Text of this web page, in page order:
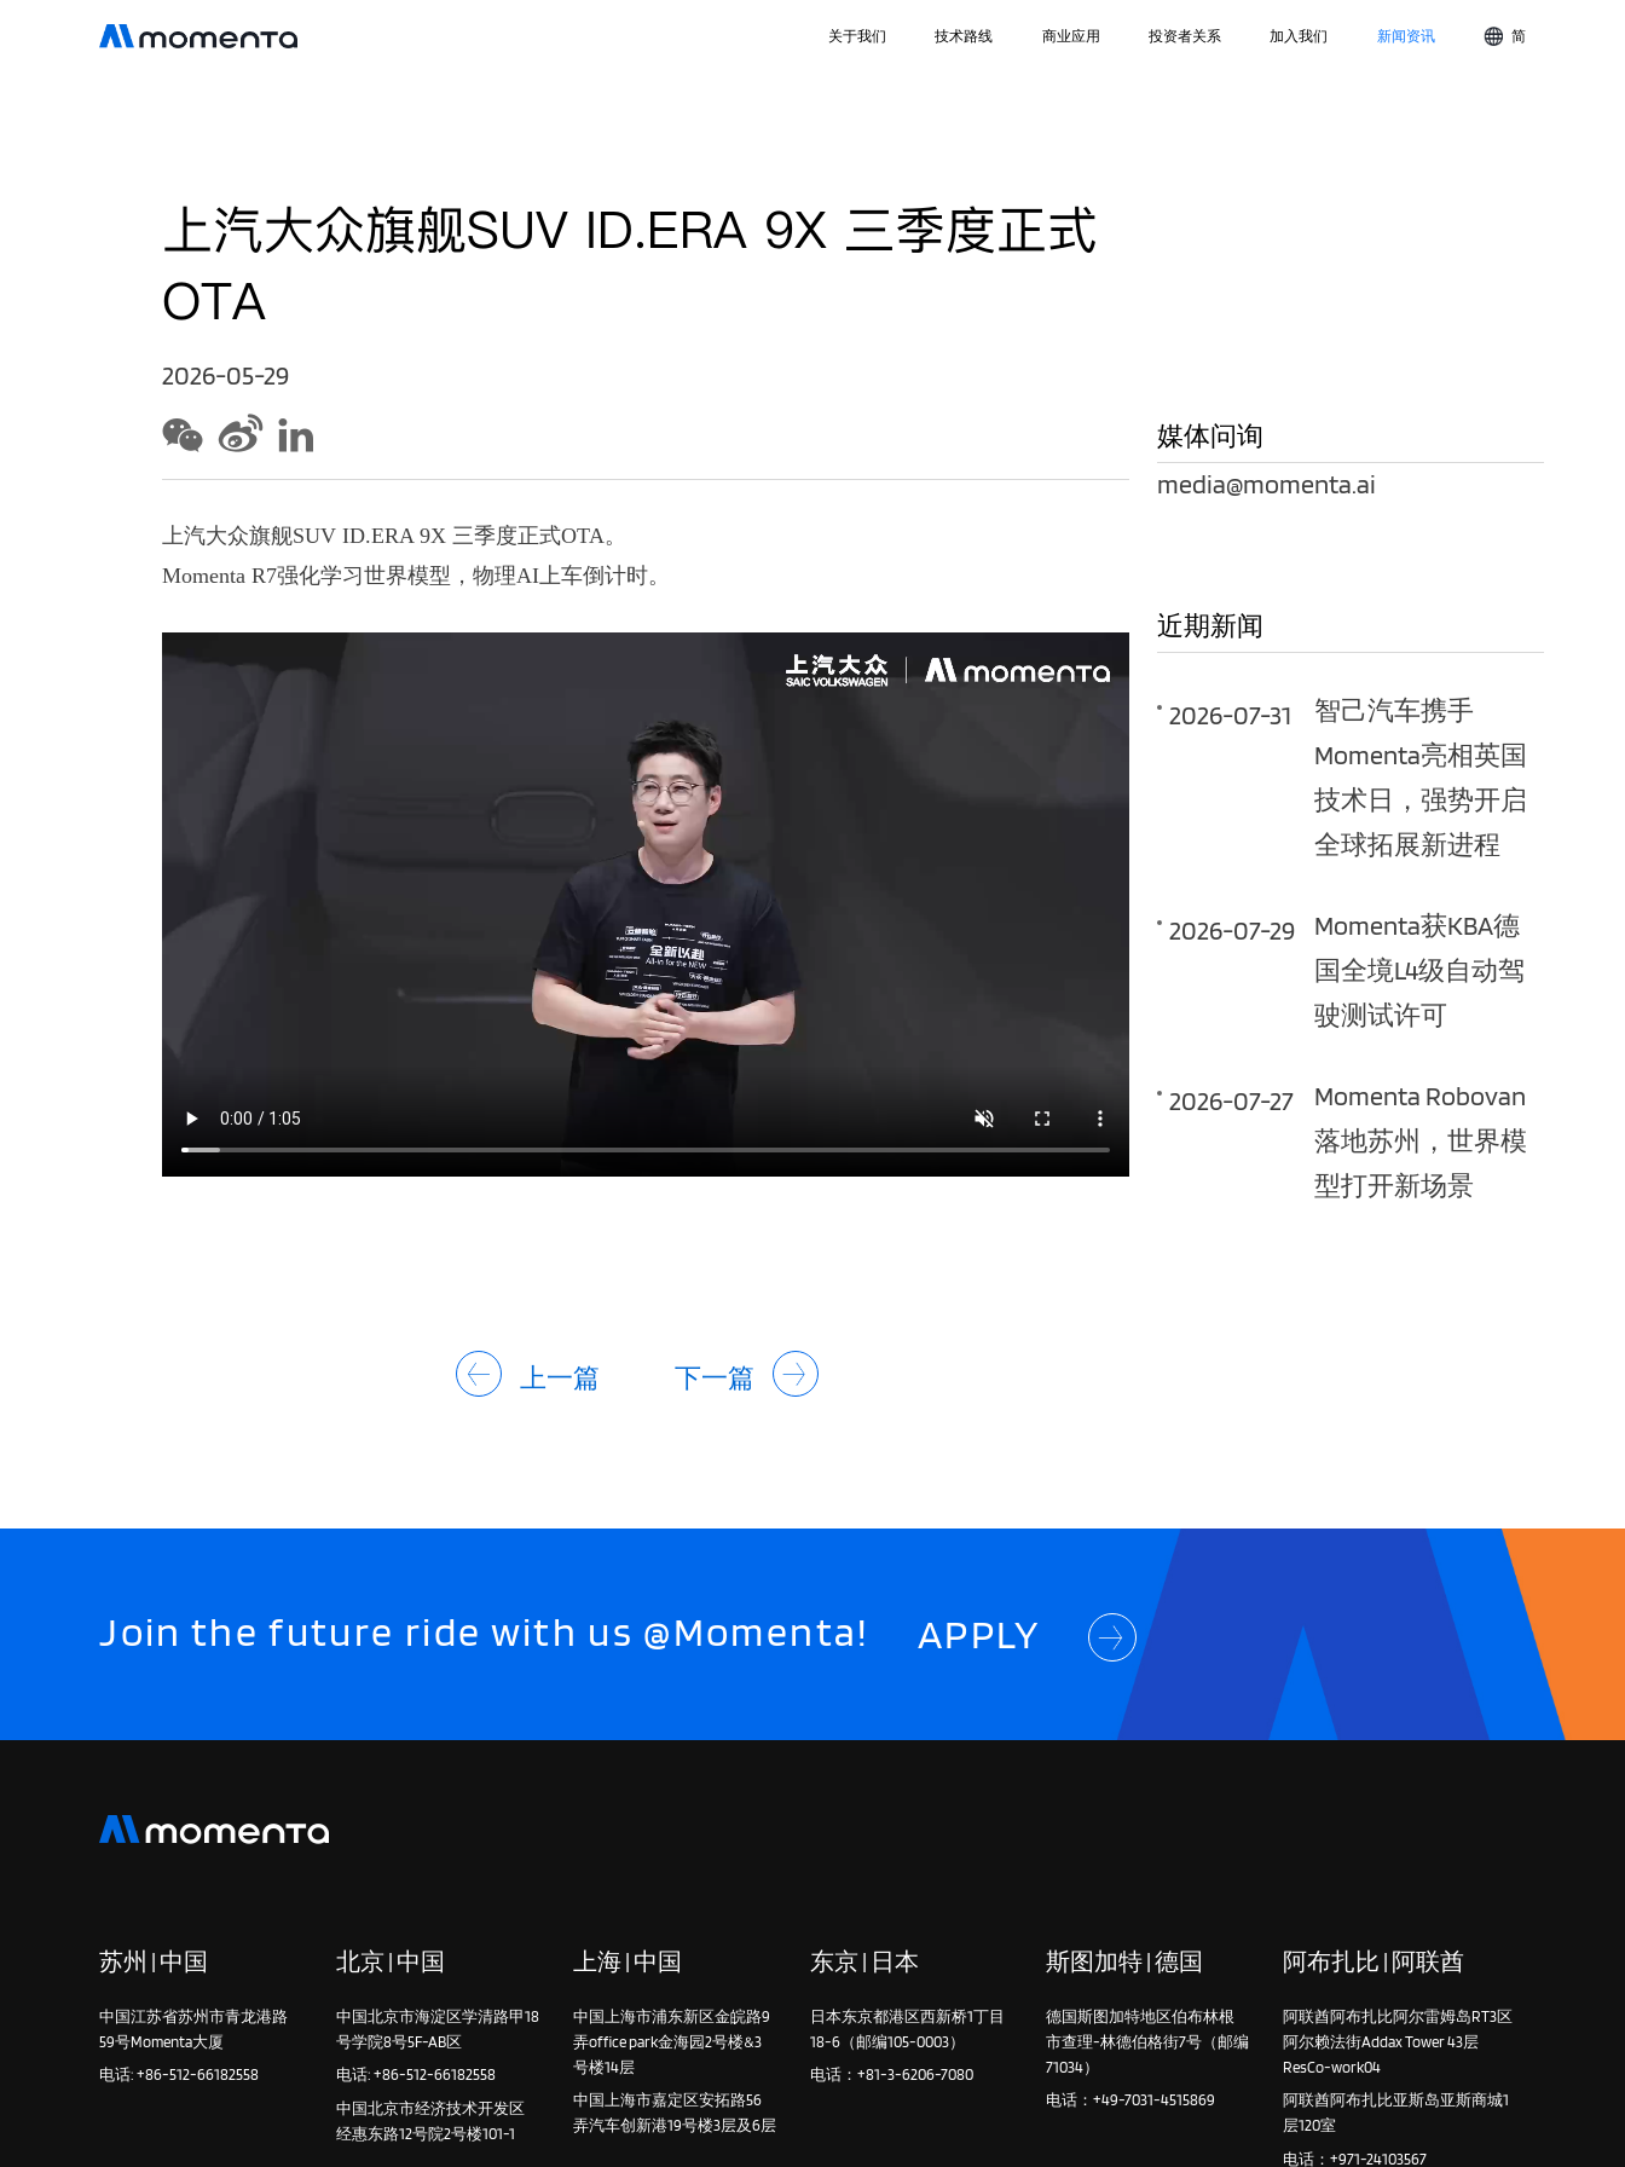
简
关于我们 技术路线 商业应用 投资者关系 加入我们 新闻资讯
上汽大众旗舰SUV ID.ERA 9X 三季度正式
OTA
2026-05-29
上汽大众旗舰SUV ID.ERA 9X 三季度正式OTA。
Momenta R7强化学习世界模型，物理AI上车倒计时。
上一篇 下一篇
媒体问询
media@momenta.ai
近期新闻
2026-07-31
智己汽车携手
Momenta亮相英国
技术日，强势开启
全球拓展新进程
2026-07-29
Momenta获KBA德
国全境L4级自动驾
驶测试许可
2026-07-27
Momenta Robovan
落地苏州，世界模
型打开新场景
Join the future ride with us @Momenta! APPLY
苏州 | 中国
中国江苏省苏州市青龙港路
59号Momenta大厦
电话: +86-512-66182558
北京 | 中国
中国北京市海淀区学清路甲18
号学院8号5F-AB区
电话: +86-512-66182558
中国北京市经济技术开发区
经惠东路12号院2号楼101-1
上海 | 中国
中国上海市浦东新区金皖路9
弄office park金海园2号楼&3
号楼14层
中国上海市嘉定区安拓路56
弄汽车创新港19号楼3层及6层
东京 | 日本
日本东京都港区西新桥1丁目
18-6（邮编105-0003）
电话：+81-3-6206-7080
斯图加特 | 德国
德国斯图加特地区伯布林根
市查理-林德伯格街7号（邮编
71034）
电话：+49-7031-4515869
阿布扎比 | 阿联酋
阿联酋阿布扎比阿尔雷姆岛RT3区
阿尔赖法街Addax Tower 43层
ResCo-work04
阿联酋阿布扎比亚斯岛亚斯商城1
层120室
电话：+971-24103567